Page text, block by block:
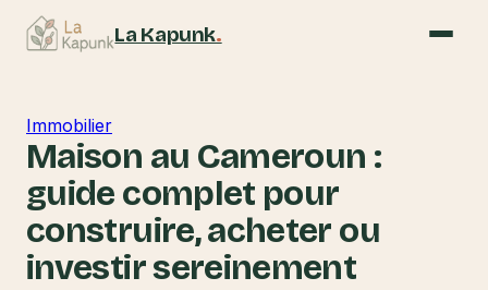
La Kapunk.
Immobilier
Maison au Cameroun :
guide complet pour
construire, acheter ou
investir sereinement